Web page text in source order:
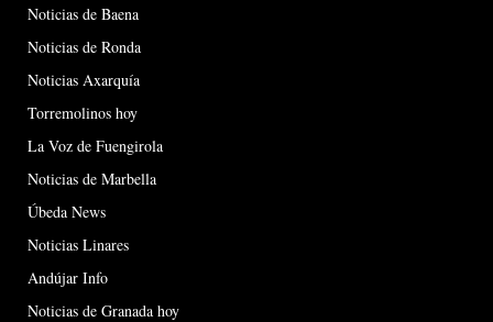
Noticias de Baena
Noticias de Ronda
Noticias Axarquía
Torremolinos hoy
La Voz de Fuengirola
Noticias de Marbella
Úbeda News
Noticias Linares
Andújar Info
Noticias de Granada hoy